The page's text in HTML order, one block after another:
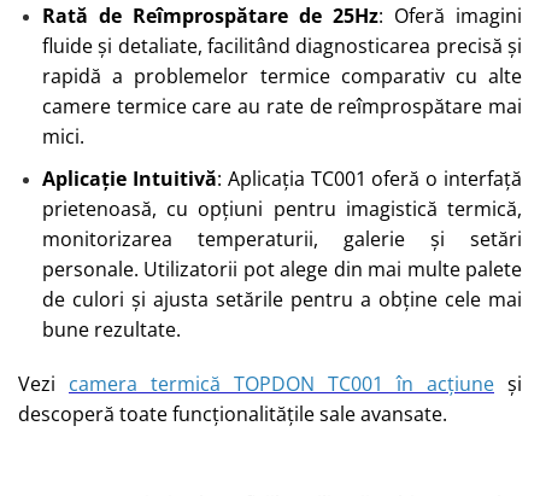
Rată de Reîmprospătare de 25Hz: Oferă imagini
fluide și detaliate, facilitând diagnosticarea precisă și
rapidă a problemelor termice comparativ cu alte
camere termice care au rate de reîmprospătare mai
mici.
Aplicație Intuitivă: Aplicația TC001 oferă o interfață
prietenoasă, cu opțiuni pentru imagistică termică,
monitorizarea temperaturii, galerie și setări
personale. Utilizatorii pot alege din mai multe palete
de culori și ajusta setările pentru a obține cele mai
bune rezultate.
Vezi camera termică TOPDON TC001 în acțiune și
descoperă toate funcționalitățile sale avansate​​​​.